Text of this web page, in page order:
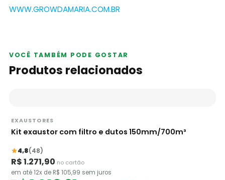
WWW.GROWDAMARIA.COM.BR
VOCÊ TAMBÉM PODE GOSTAR
Produtos relacionados
EXAUSTORES
Kit exaustor com filtro e dutos 150mm/700m³
4,8(48)
R$ 1.271,90 no cartão
em até 12x de R$ 105,99 sem juros